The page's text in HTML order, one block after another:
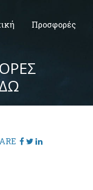
Προσφορές